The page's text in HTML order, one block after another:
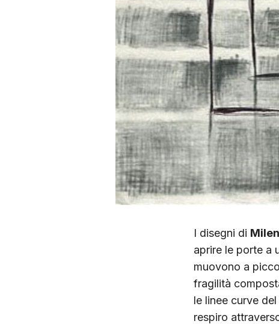
I disegni di
aprire le porte a
muovono a
fragilità
le linee curve
respiro